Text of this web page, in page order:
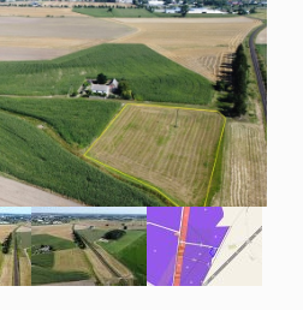
Domy
Działki
Lokale
Hale
Obiekty